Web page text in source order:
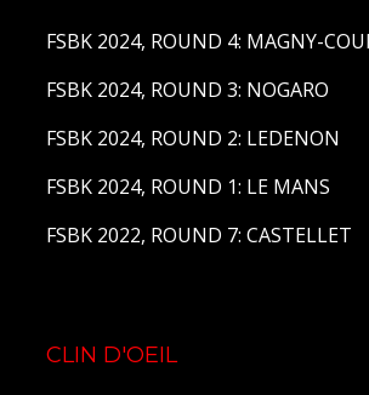
FSBK 2024, ROUND 4: MAGNY-
FSBK 2024, ROUND 3: NOGARO
FSBK 2024, ROUND 2: LEDENON
FSBK 2024, ROUND 1: LE MANS
FSBK 2022, ROUND 7: CASTELLET
CLIN D'OEIL